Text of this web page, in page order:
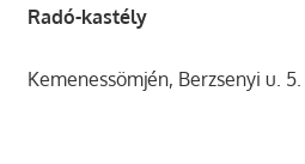
Radó-kastély
Kemenessömjén, Berzsenyi u. 5.